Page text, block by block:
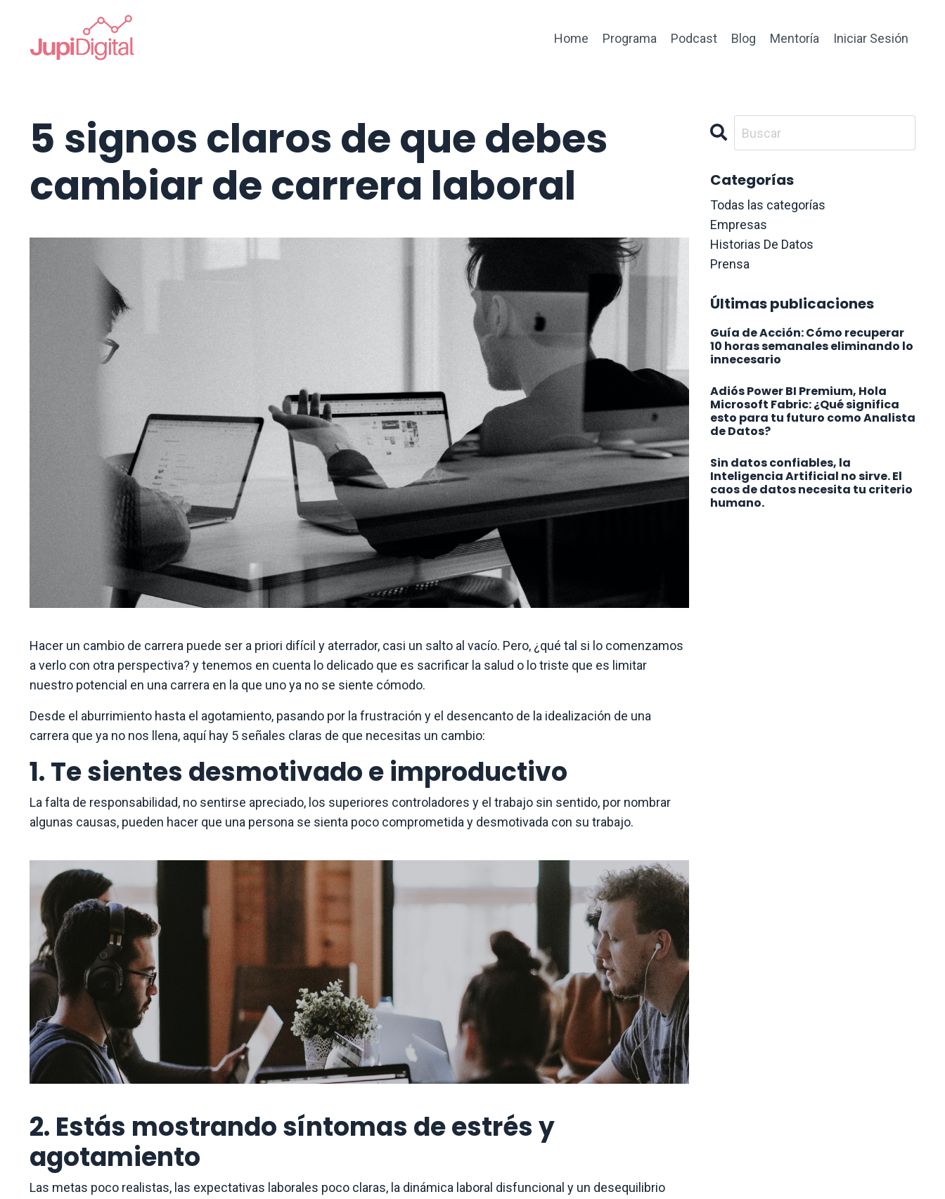
Home Programa Podcast Blog Mentoría Iniciar Sesión
5 signos claros de que debes
cambiar de carrera laboral
Hacer un cambio de carrera puede ser a priori difícil y aterrador, casi un salto al vacío. Pero, ¿qué tal si lo comenzamos
a verlo con otra perspectiva? y tenemos en cuenta lo delicado que es sacrificar la salud o lo triste que es limitar
nuestro potencial en una carrera en la que uno ya no se siente cómodo.
Desde el aburrimiento hasta el agotamiento, pasando por la frustración y el desencanto de la idealización de una
carrera que ya no nos llena, aquí hay 5 señales claras de que necesitas un cambio:
1. Te sientes desmotivado e improductivo
La falta de responsabilidad, no sentirse apreciado, los superiores controladores y el trabajo sin sentido, por nombrar
algunas causas, pueden hacer que una persona se sienta poco comprometida y desmotivada con su trabajo.
2. Estás mostrando síntomas de estrés y
agotamiento
Las metas poco realistas, las expectativas laborales poco claras, la dinámica laboral disfuncional y un desequilibrio
Categorías
Todas las categorías
Empresas
Historias De Datos
Prensa
Últimas publicaciones
Guía de Acción: Cómo recuperar
10 horas semanales eliminando lo
innecesario
Adiós Power BI Premium, Hola
Microsoft Fabric: ¿Qué significa
esto para tu futuro como Analista
de Datos?
Sin datos confiables, la
Inteligencia Artificial no sirve. El
caos de datos necesita tu criterio
humano.